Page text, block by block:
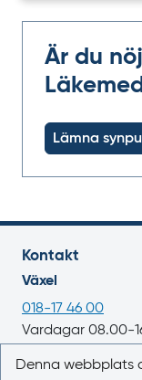
Är du
Lämna
Kontakt
Växel
018-17 46 00
Vardagar 08.00-
E-post
Denna webbplats